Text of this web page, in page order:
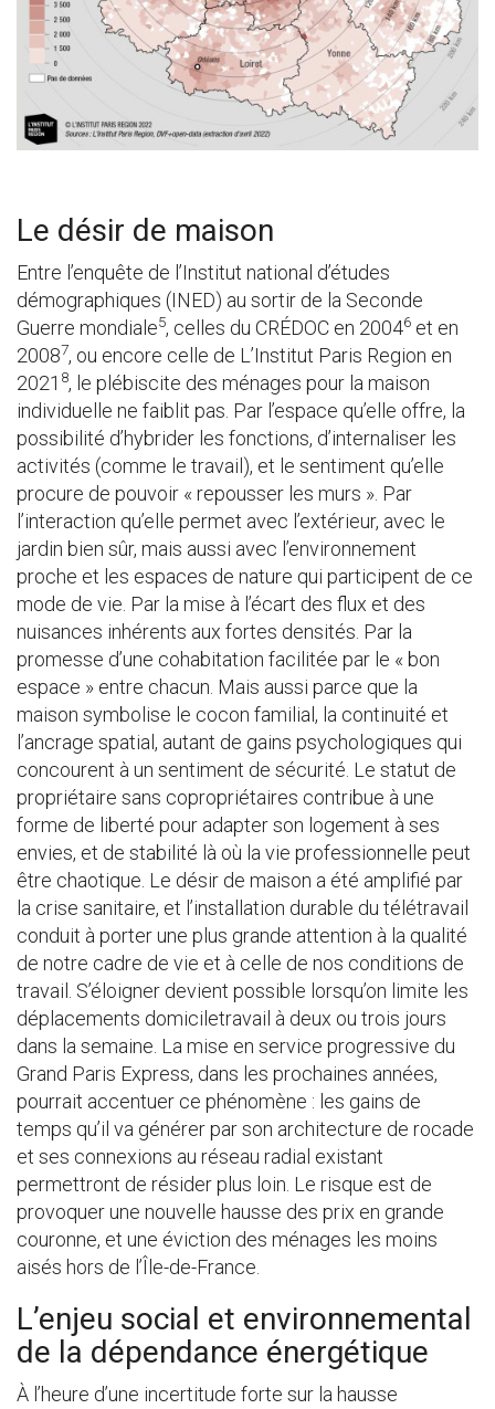
Le désir de maison
Entre l’enquête de l’Institut national d’études
démographiques (INED) au sortir de la Seconde
Guerre mondiale5, celles du CRÉDOC en 20046 et en
20087, ou encore celle de L’Institut Paris Region en
2021 8, le plébiscite des ménages pour la maison
individuelle ne faiblit pas. Par l’espace qu’elle offre, la
possibilité d’hybrider les fonctions, d’internaliser les
activités (comme le travail), et le sentiment qu’elle
procure de pouvoir « repousser les murs ». Par
l’interaction qu’elle permet avec l’extérieur, avec le
jardin bien sûr, mais aussi avec l’environnement
proche et les espaces de nature qui participent de ce
mode de vie. Par la mise à l’écart des flux et des
nuisances inhérents aux fortes densités. Par la
promesse d’une cohabitation facilitée par le « bon
espace » entre chacun. Mais aussi parce que la
maison symbolise le cocon familial, la continuité et
l’ancrage spatial, autant de gains psychologiques qui
concourent à un sentiment de sécurité. Le statut de
propriétaire sans copropriétaires contribue à une
forme de liberté pour adapter son logement à ses
envies, et de stabilité là où la vie professionnelle peut
être chaotique. Le désir de maison a été amplifié par
la crise sanitaire, et l’installation durable du télétravail
conduit à porter une plus grande attention à la qualité
de notre cadre de vie et à celle de nos conditions de
travail. S’éloigner devient possible lorsqu’on limite les
déplacements domiciletravail à deux ou trois jours
dans la semaine. La mise en service progressive du
Grand Paris Express, dans les prochaines années,
pourrait accentuer ce phénomène : les gains de
temps qu’il va générer par son architecture de rocade
et ses connexions au réseau radial existant
permettront de résider plus loin. Le risque est de
provoquer une nouvelle hausse des prix en grande
couronne, et une éviction des ménages les moins
aisés hors de l’Île-de-France.
L’enjeu social et environnemental
de la dépendance énergétique
À l’heure d’une incertitude forte sur la hausse